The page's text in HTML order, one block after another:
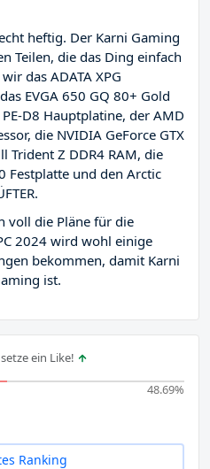
heftig. Der Karni Gaming
Teilen, die das Ding einfach
das ADATA XPG
EVGA 650 GQ 80+ Gold
D8 Hauptplatine, der AMD
die NVIDIA GeForce GTX
Trident Z DDR4 RAM, die
Festplatte und den Arctic
voll die Pläne für die
2024 wird wohl einige
bekommen, damit Karni
ist.
ein Like!
48.69%
Ranking